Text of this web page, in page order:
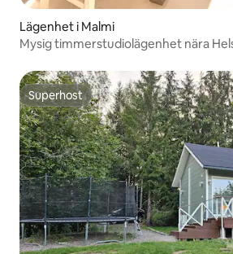
Lägenhet i Malmi
Mysig timmerstudiolägenhet nära
Superhost
Superhost